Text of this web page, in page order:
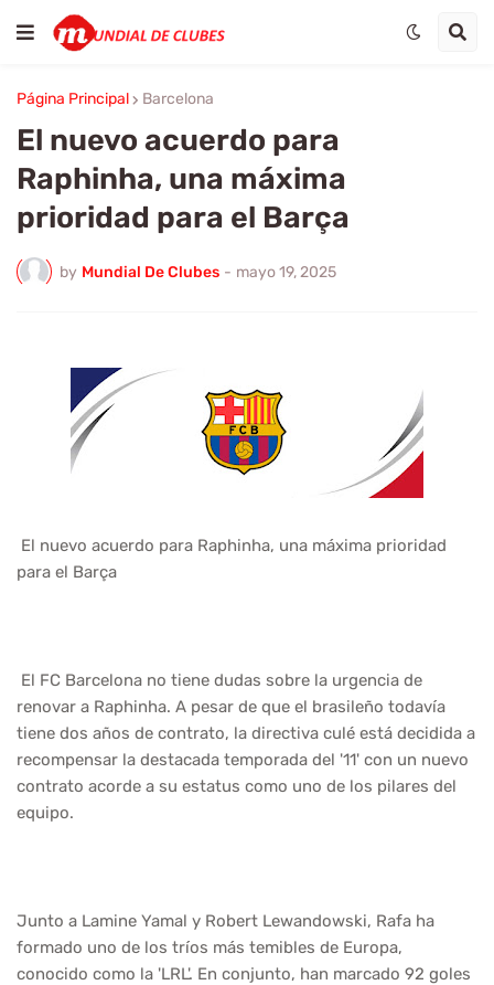
Página Principal Barcelona
El nuevo acuerdo para
Raphinha, una máxima
prioridad para el Barça
by Mundial De Clubes - mayo 19, 2025
El nuevo acuerdo para Raphinha, una máxima prioridad
para el Barça
El FC Barcelona no tiene dudas sobre la urgencia de
renovar a Raphinha. A pesar de que el brasileño todavía
tiene dos años de contrato, la directiva culé está decidida a
recompensar la destacada temporada del '11' con un nuevo
contrato acorde a su estatus como uno de los pilares del
equipo.
Junto a Lamine Yamal y Robert Lewandowski, Rafa ha
formado uno de los tríos más temibles de Europa,
conocido como la 'LRL'. En conjunto, han marcado 92 goles